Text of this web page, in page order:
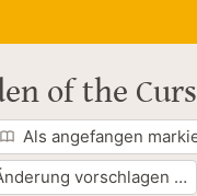
of the
Als angefangen
vorschlagen …